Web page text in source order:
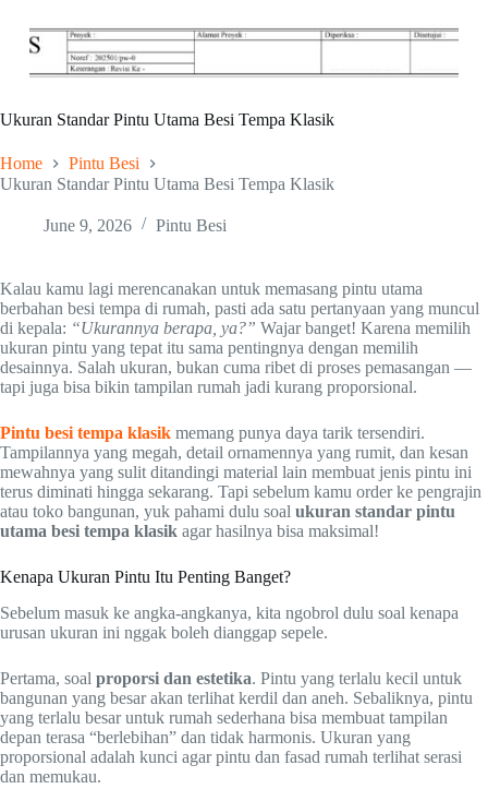
Ukuran Standar Pintu Utama Besi Tempa Klasik
Home
Pintu Besi
Ukuran Standar Pintu Utama Besi Tempa Klasik
June 9, 2026 Pintu Besi
Kalau kamu lagi merencanakan untuk memasang pintu utama
berbahan besi tempa di rumah, pasti ada satu pertanyaan yang muncul
di kepala: “Ukurannya berapa, ya?” Wajar banget! Karena memilih
ukuran pintu yang tepat itu sama pentingnya dengan memilih
desainnya. Salah ukuran, bukan cuma ribet di proses pemasangan —
tapi juga bisa bikin tampilan rumah jadi kurang proporsional.
Pintu besi tempa klasik memang punya daya tarik tersendiri.
Tampilannya yang megah, detail ornamennya yang rumit, dan kesan
mewahnya yang sulit ditandingi material lain membuat jenis pintu ini
terus diminati hingga sekarang. Tapi sebelum kamu order ke pengrajin
atau toko bangunan, yuk pahami dulu soal ukuran standar pintu
utama besi tempa klasik agar hasilnya bisa maksimal!
Kenapa Ukuran Pintu Itu Penting Banget?
Sebelum masuk ke angka-angkanya, kita ngobrol dulu soal kenapa
urusan ukuran ini nggak boleh dianggap sepele.
Pertama, soal proporsi dan estetika. Pintu yang terlalu kecil untuk
bangunan yang besar akan terlihat kerdil dan aneh. Sebaliknya, pintu
yang terlalu besar untuk rumah sederhana bisa membuat tampilan
depan terasa “berlebihan” dan tidak harmonis. Ukuran yang
proporsional adalah kunci agar pintu dan fasad rumah terlihat serasi
dan memukau.